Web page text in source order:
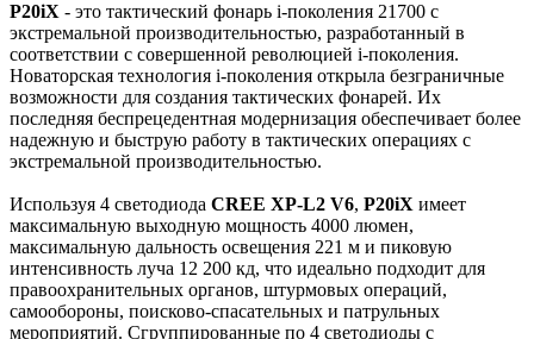
P20iX - это тактический фонарь i-поколения 21700 с
экстремальной производительностью, разработанный в
соответствии с совершенной революцией i-поколения.
Новаторская технология i-поколения открыла безграничные
возможности для создания тактических фонарей. Их
последняя беспрецедентная модернизация обеспечивает более
надежную и быструю работу в тактических операциях с
экстремальной производительностью.
Используя 4 светодиода CREE XP-L2 V6, P20iX имеет
максимальную выходную мощность 4000 люмен,
максимальную дальность освещения 221 м и пиковую
интенсивность луча 12 200 кд, что идеально подходит для
правоохранительных органов, штурмовых операций,
самообороны, поисково-спасательных и патрульных
мероприятий. Сгруппированные по 4 светодиоды с